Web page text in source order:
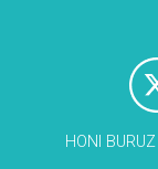
HONI BURUZ